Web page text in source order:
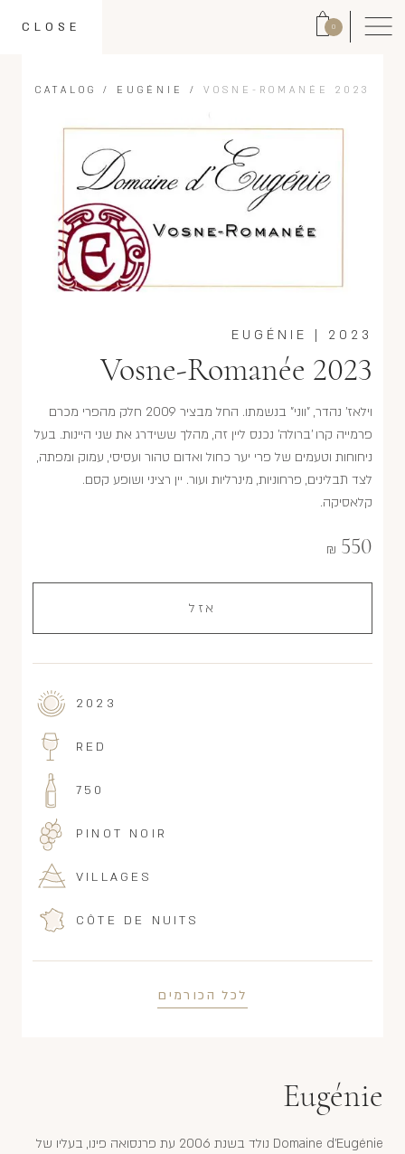
0
CLOSE
CATALOG / EUGÉNIE / VOSNE-ROMANÉE 2023
2023
|
EUGÉNIE
Vosne-Romanée 2023
וילאז' נהדר, "ווני" בנשמתו. החל מבציר 2009 חלק מהפרי מכרם
פרמייה קרו 'ברולה' נכנס ליין זה, מהלך ששידרג את שני היינות. בעל
ניחוחות וטעמים של פרי יער כחול ואדום טהור ועסיסי, עמוק ומפתה,
לצד תבלינים, פרחוניות, מינרליות ועור. יין רציני ושופע קסם.
קלאסיקה.
550
₪
אזל
2023
RED
750
PINOT NOIR
VILLAGES
CÔTE DE NUITS
לכל הכורמים
Eugénie
Domaine d'Eugénie נולד בשנת 2006 עת פרנסואה פינו, בעליו של